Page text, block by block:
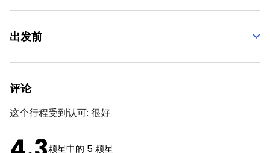
出发前
评论
这个行程受到认可: 很好
颗星中的 5 颗星